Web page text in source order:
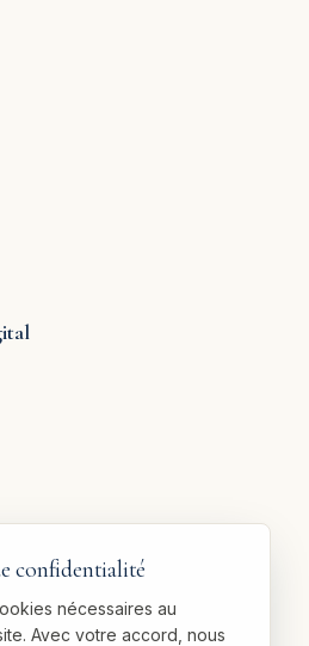
confidentialité
nécessaires au
Avec votre accord, nous